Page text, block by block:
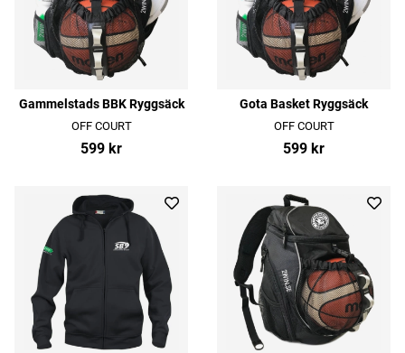
Gammelstads BBK Ryggsäck
OFF COURT
599 kr
Gota Basket Ryggsäck
OFF COURT
599 kr